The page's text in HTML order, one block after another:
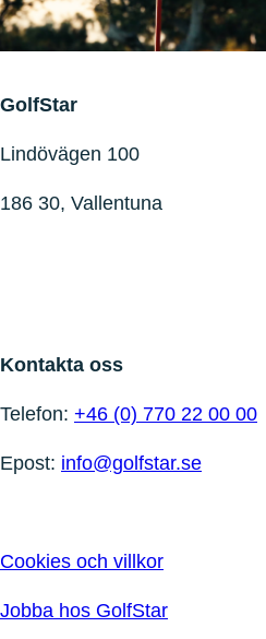
GolfStar
Lindövägen 100
186 30, Vallentuna
Kontakta oss
Telefon: +46 (0) 770 22 00 00
Epost: info@golfstar.se
Cookies och villkor
Jobba hos GolfStar